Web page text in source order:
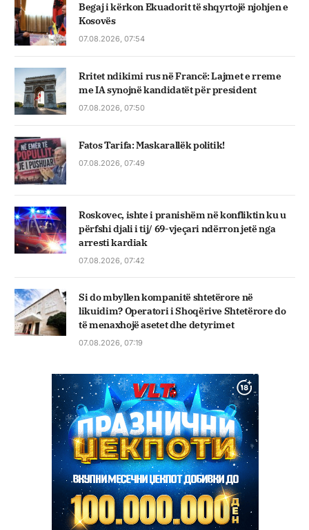
Begaj i kërkon Ekuadorit të shqyrtojë njohjen e
Kosovës
07.08.2026, 07:54
Rritet ndikimi rus në Francë: Lajmet e rreme
me IA synojnë kandidatët për president
07.08.2026, 07:50
Fatos Tarifa: Maskarallëk politik!
07.08.2026, 07:49
Roskovec, ishte i pranishëm në konfliktin ku u
përfshi djali i tij/ 69-vjeçari ndërron jetë nga
arresti kardiak
07.08.2026, 07:42
Si do mbyllen kompanitë shtetërore në
likuidim? Operatori i Shoqërive Shtetërore do
të menaxhojë asetet dhe detyrimet
07.08.2026, 07:19